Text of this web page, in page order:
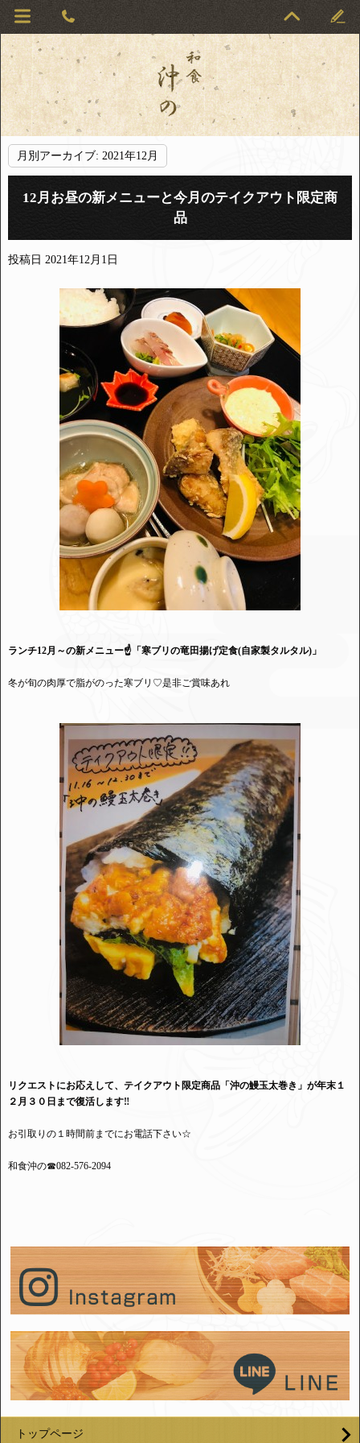
月別アーカイブ: 2021年12月
12月お昼の新メニューと今月のテイクアウト限定商
品
投稿日 2021年12月1日
ランチ12月～の新メニュー☝「寒ブリの竜田揚げ定食(自家製タルタル)」
冬が旬の肉厚で脂がのった寒ブリ♡是非ご賞味あれ
リクエストにお応えして、テイクアウト限定商品「沖の鰻玉太巻き」が年末１
２月３０日まで復活します‼
お引取りの１時間前までにお電話下さい☆
和食沖の☎082-576-2094
トップページ